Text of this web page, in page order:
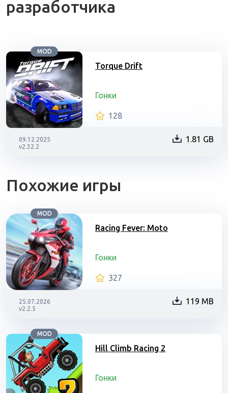
разработчика
MOD
Torque Drift
Гонки
128
09.12.2025
v2.32.2
1.81 GB
Похожие игры
MOD
Racing Fever: Moto
Гонки
327
25.07.2026
v2.2.5
119 MB
MOD
Hill Climb Racing 2
Гонки